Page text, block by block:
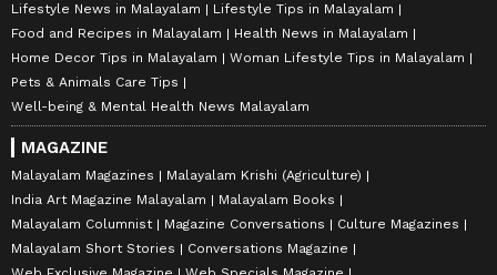
Lifestyle News in Malayalam
Lifestyle Tips in Malayalam
Food and Recipes in Malayalam
Health News in Malayalam
Home Decor Tips in Malayalam
Woman Lifestyle Tips in Malayalam
Pets & Animals Care Tips
Well-being & Mental Health News Malayalam
MAGAZINE
Malayalam Magazines
Malayalam Krishi (Agriculture)
India Art Magazine Malayalam
Malayalam Books
Malayalam Columnist
Magazine Conversations
Culture Magazines
Malayalam Short Stories
Conversations Magazine